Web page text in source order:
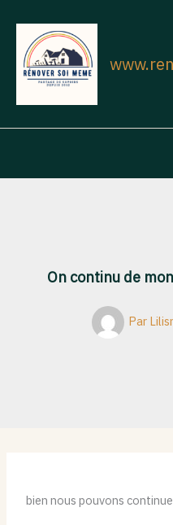
contenu
On continu de
Par
bien nous pouvons